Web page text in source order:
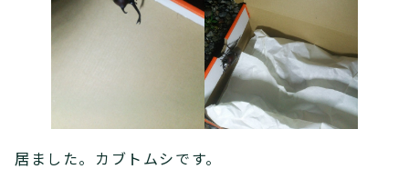
居ました。カブトムシです。